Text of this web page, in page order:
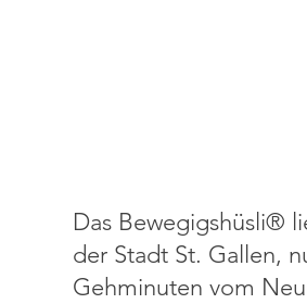
Das Bewegigshüsli®
der Stadt St. Gallen,
Gehminuten vom